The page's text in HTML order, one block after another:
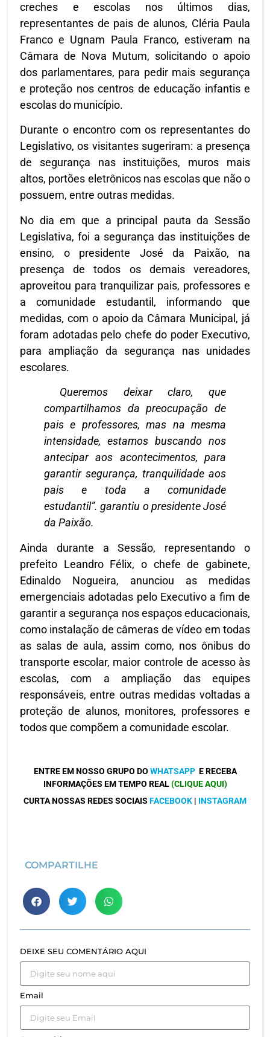
creches e escolas nos últimos dias,
representantes de pais de alunos, Cléria Paula
Franco e Ugnam Paula Franco, estiveram na
Câmara de Nova Mutum, solicitando o apoio
dos parlamentares, para pedir mais segurança
e proteção nos centros de educação infantis e
escolas do município.
Durante o encontro com os representantes do
Legislativo, os visitantes sugeriram: a presença
de segurança nas instituições, muros mais
altos, portões eletrônicos nas escolas que não o
possuem, entre outras medidas.
No dia em que a principal pauta da Sessão
Legislativa, foi a segurança das instituições de
ensino, o presidente José da Paixão, na
presença de todos os demais vereadores,
aproveitou para tranquilizar pais, professores e
a comunidade estudantil, informando que
medidas, com o apoio da Câmara Municipal, já
foram adotadas pelo chefe do poder Executivo,
para ampliação da segurança nas unidades
escolares.
Queremos deixar claro, que
compartilhamos da preocupação de
pais e professores, mas na mesma
intensidade, estamos buscando nos
antecipar aos acontecimentos, para
garantir segurança, tranquilidade aos
pais e toda a comunidade
estudantil”. garantiu o presidente José
da Paixão.
Ainda durante a Sessão, representando o
prefeito Leandro Félix, o chefe de gabinete,
Edinaldo Nogueira, anunciou as medidas
emergenciais adotadas pelo Executivo a fim de
garantir a segurança nos espaços educacionais,
como instalação de câmeras de vídeo em todas
as salas de aula, assim como, nos ônibus do
transporte escolar, maior controle de acesso às
escolas, com a ampliação das equipes
responsáveis, entre outras medidas voltadas a
proteção de alunos, monitores, professores e
todos que compõem a comunidade escolar.
ENTRE EM NOSSO GRUPO DO WHATSAPP E RECEBA
INFORMAÇÕES EM TEMPO REAL(CLIQUE AQUI)
CURTA NOSSAS REDES SOCIAIS FACEBOOK | INSTAGRAM
COMPARTILHE
DEIXE SEU COMENTÁRIO AQUI
Email